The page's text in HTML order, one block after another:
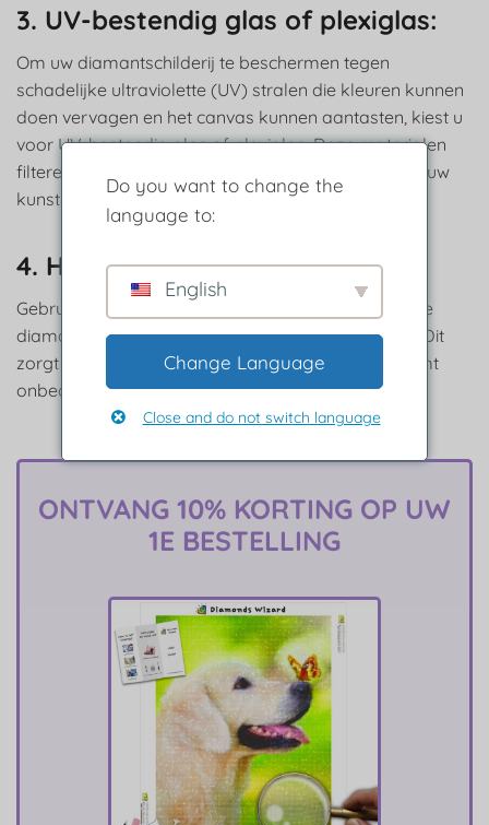
3. UV-bestendig glas of plexiglas:
Om uw diamantschilderij te beschermen tegen
schadelijke ultraviolette (UV) stralen die kleuren kunnen
doen vervagen en het canvas kunnen aantasten, kiest u
voor UV-bestendig glas of plexiglas. Deze materialen
filteren schadelijk UV-licht uit en zorgen ervoor dat uw
kunstwerk duidelijk zichtbaar is.
4. Het schilderij beveiligen:
Gebruik zuurvrije montagetape of archieflijm om de
diamantschilderij op de achterplaat te bevestigen. Dit
zorgt ervoor dat het schilderij vlak blijft en voorkomt
onbedoelde verplaatsing.
ONTVANG 10% KORTING OP UW
1E BESTELLING
Do you want to change the
language to:
English
Change Language
Close and do not switch language